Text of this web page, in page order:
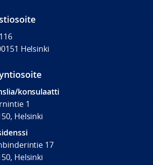
Helsinki
konsulaatti
1
Helsinki
17
Helsinki